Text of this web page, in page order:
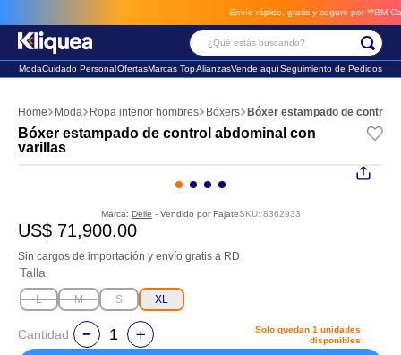
Envío rápido, gratis y seguro por **BM-
¿Qué estás buscando?
ModaCuidado PersonalOfertasMarcas TopAlianzasVende aquíSeguimiento de Pedidos
Moda Ropa interior hombres Bóxers Bóxer estampado de control
Bóxer estampado de control abdominal con
varillas
Marca: Delie - Vendido por FajateSKU: 8362933
US$ 71,900.00
Sin cargos de importación y envío gratis a RD
Talla
L M S XL
Cantidad Solo quedan 1 unidades
disponibles
2. sandalia